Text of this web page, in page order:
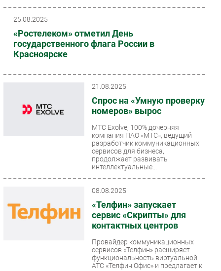
25.08.2025
«Ростелеком» отметил День
государственного флага России в
Красноярске
21.08.2025
Спрос на «Умную проверку
номеров» вырос
МТС Exolve, 100% дочерняя
компания ПАО «МТС», ведущий
разработчик коммуникационных
сервисов для бизнеса,
продолжает развивать
интеллектуальные...
08.08.2025
«Телфин» запускает
сервис «Скрипты» для
контактных центров
Провайдер коммуникационных
сервисов «Телфин» расширяет
функциональность виртуальной
АТС «Телфин.Офис» и предлагает к